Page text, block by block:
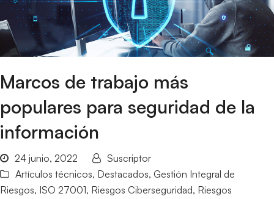
Marcos de trabajo más
populares para seguridad de la
información
24 junio, 2022
Suscriptor
Artículos técnicos, Destacados, Gestión Integral de
Riesgos, ISO 27001, Riesgos Ciberseguridad, Riesgos